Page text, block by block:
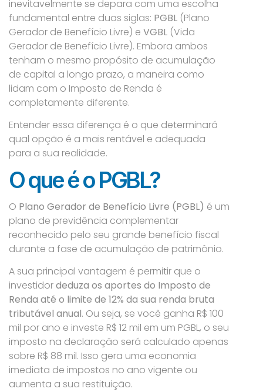
inevitavelmente se depara com uma escolha
fundamental entre duas siglas: PGBL (Plano
Gerador de Benefício Livre) e VGBL (Vida
Gerador de Benefício Livre). Embora ambos
tenham o mesmo propósito de acumulação
de capital a longo prazo, a maneira como
lidam com o Imposto de Renda é
completamente diferente.
Entender essa diferença é o que determinará
qual opção é a mais rentável e adequada
para a sua realidade.
O que é o PGBL?
O Plano Gerador de Benefício Livre (PGBL) é um
plano de previdência complementar
reconhecido pelo seu grande benefício fiscal
durante a fase de acumulação de patrimônio.
A sua principal vantagem é permitir que o
investidordeduza os aportes do Imposto de
Renda até o limite de 12% da sua renda bruta
tributável anual. Ou seja, se você ganha R$ 100
mil por ano e investe R$ 12 mil em um PGBL, o seu
imposto na declaração será calculado apenas
sobre R$ 88 mil. Isso gera uma economia
imediata de impostos no ano vigente ou
aumenta a sua restituição.